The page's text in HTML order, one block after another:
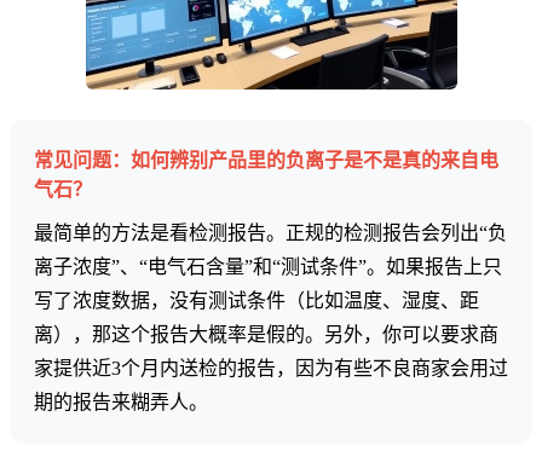
常见问题：如何辨别产品里的负离子是不是真的来自电
气石？
最简单的方法是看检测报告。正规的检测报告会列出“负
离子浓度”、“电气石含量”和“测试条件”。如果报告上只
写了浓度数据，没有测试条件（比如温度、湿度、距
离），那这个报告大概率是假的。另外，你可以要求商
家提供近3个月内送检的报告，因为有些不良商家会用过
期的报告来糊弄人。